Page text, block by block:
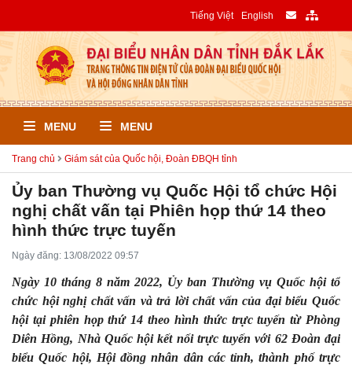
Tiếng Việt English
MENU MENU
Trang chủ Giám sát của Quốc hội, Đoàn ĐBQH tỉnh
Ủy ban Thường vụ Quốc Hội tổ chức Hội
nghị chất vấn tại Phiên họp thứ 14 theo
hình thức trực tuyến
Ngày đăng: 13/08/2022 09:57
Ngày 10 tháng 8 năm 2022, Ủy ban Thường vụ Quốc hội tổ
chức hội nghị chất vấn và trả lời chất vấn của đại biểu Quốc
hội tại phiên họp thứ 14 theo hình thức trực tuyến từ Phòng
Diên Hồng, Nhà Quốc hội kết nối trực tuyến với 62 Đoàn đại
biểu Quốc hội, Hội đồng nhân dân các tỉnh, thành phố trực